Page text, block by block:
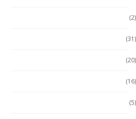
(2)
(31)
(20)
(16)
(5)